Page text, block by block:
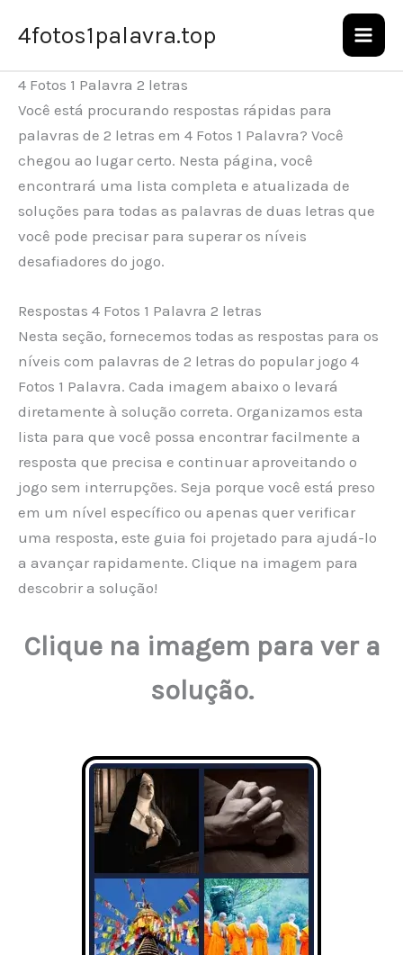
para
conteúdo
4fotos1palavra.top
4 Fotos 1 Palavra 2 letras
Você está procurando respostas rápidas para
palavras de 2 letras em 4 Fotos 1 Palavra? Você
chegou ao lugar certo. Nesta página, você
encontrará uma lista completa e atualizada de
soluções para todas as palavras de duas letras que
você pode precisar para superar os níveis
desafiadores do jogo.
Respostas 4 Fotos 1 Palavra 2 letras
Nesta seção, fornecemos todas as respostas para os
níveis com palavras de 2 letras do popular jogo 4
Fotos 1 Palavra. Cada imagem abaixo o levará
diretamente à solução correta. Organizamos esta
lista para que você possa encontrar facilmente a
resposta que precisa e continuar aproveitando o
jogo sem interrupções. Seja porque você está preso
em um nível específico ou apenas quer verificar
uma resposta, este guia foi projetado para ajudá-lo
a avançar rapidamente. Clique na imagem para
descobrir a solução!
Clique na imagem para ver a
solução.